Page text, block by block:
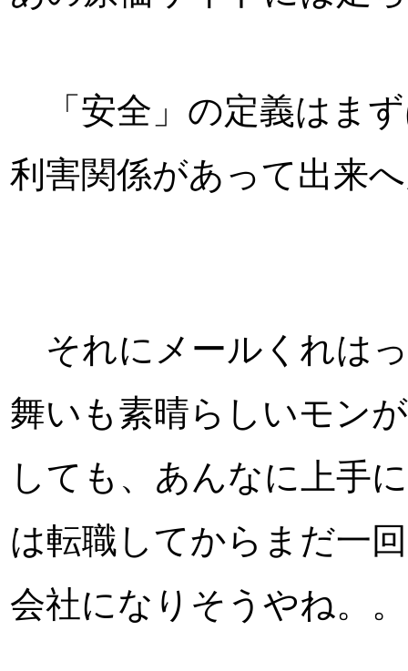
「安全」の定義はま
利害関係があって出来
それにメールくれは
舞いも素晴らしいモン
しても、あんなに上手
は転職してからまだ一
会社になりそうやね。